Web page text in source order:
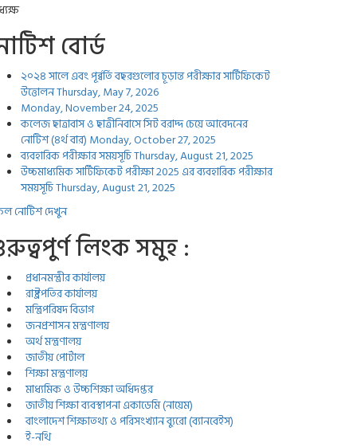
বোর্ড
২০২৪ সালে এবং পূর্ব্বর্তি বছরগুলোর চূড়ান্ত পরীক্ষার সার্টিফিকেট
উত্তোলনThursday, May 7, 2026
Monday, November 24, 2025
কলেজ ছাত্রাবাস ও ছাত্রীনিবাসে সিট বরাদ্দ চেয়ে আবেদনের
নোটিশ (৪র্থ বার) Monday, October 27, 2025
ব্যবহারিক পরীক্ষার সময়সূচিThursday, August 21, 2025
উচ্চমাধ্যমিক সার্টিফিকেট পরীক্ষা 2025 এর ব্যবহারিক পরীক্ষার
সময়সূচিThursday, August 21, 2025
নোটিশ দেখুন
লিংক সমুহ :
প্রধানমন্ত্রীর কার্যালয়
রাষ্ট্রপতির কার্যালয়
মন্ত্রিপরিষদ বিভাগ
জনপ্রশাসন মন্ত্রণালয়
অর্থ মন্ত্রণালয়
জাতীয় পোর্টাল
শিক্ষা মন্ত্রণালয়
মাধ্যমিক ও উচ্চশিক্ষা অধিদপ্তর
জাতীয় শিক্ষা ব্যবস্থাপনা একাডেমি (নায়েম)
বাংলাদেশ শিক্ষাতথ্য ও পরিসংখ্যান ব্যুরো (ব্যানবেইস)
ই-নথি